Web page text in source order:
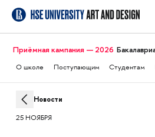
Приёмная кампания — 2026
О школе Поступающим Студентам
Новости
25 НОЯБРЯ